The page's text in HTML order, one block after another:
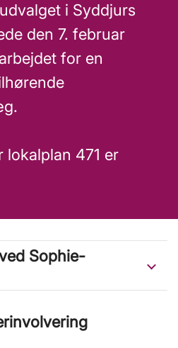
i Syddjurs
den 7. februar
for en
471 er
Sophie-